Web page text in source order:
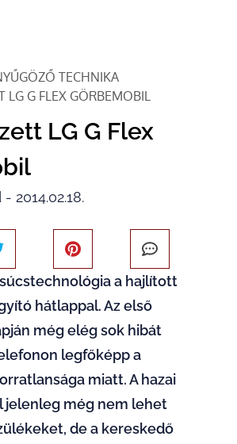
TECHNIKA
LG G FLEX GÖRBEMOBIL
LG G Flex
2014.02.18.
a hajlított
hátlappal. Az első
még elég sok hibát
legfőképp a
miatt. A hazai
jelenleg még nem lehet
de a kereskedő